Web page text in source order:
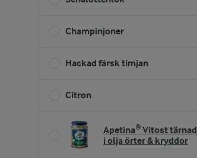
Champinjoner
Hackad färsk timjan
Citron
Apetina® Vitost tärnad
i olja örter & kryddor